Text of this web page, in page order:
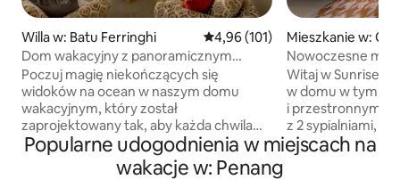
Willa w: Batu Ferringhi Średnia ocena: 4,96 na 5, liczba
4,96 (101)
Dom wakacyjny z panoramicznym
widokiem na morze
Poczuj magię niekończących się
widoków na ocean w naszym domu
wakacyjnym, który został
zaprojektowany tak, aby każda chwila
była niezapomniana. Nasza willa oferuje
panoramiczne widoki na morze, tworząc
zapierające dech w piersiach tło dla
Mieszkanie w:
Nowoczesne
sypialniami
w
parking
Witaj w Sunrise
w domu w tym
i przestronnym
z 2 sypialniami,
maksymalnie 5
naturalnym
Popularne udogodnienia w miejscach na
wakacje w: Penang